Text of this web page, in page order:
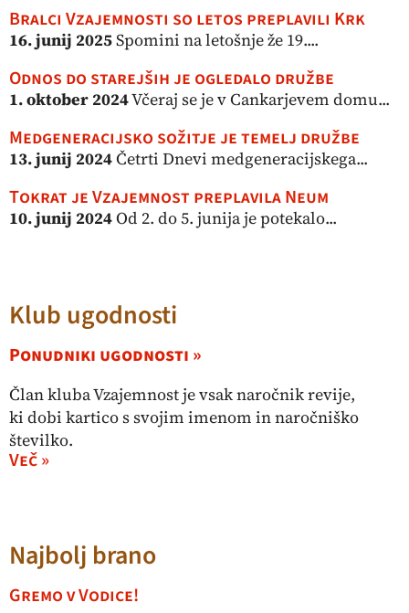
Bralci Vzajemnosti so letos preplavili Krk
16. junij 2025Spomini na letošnje že 19....
Odnos do starejših je ogledalo družbe
1. oktober 2024Včeraj se je v Cankarjevem domu...
Medgeneracijsko sožitje je temelj družbe
13. junij 2024Četrti Dnevi medgeneracijskega...
Tokrat je Vzajemnost preplavila Neum
10. junij 2024Od 2. do 5. junija je potekalo...
Klub ugodnosti
Ponudniki ugodnosti »
Član kluba Vzajemnost je vsak naročnik revije,
ki dobi kartico s svojim imenom in naročniško
številko.
Več »
Najbolj brano
Gremo v Vodice!